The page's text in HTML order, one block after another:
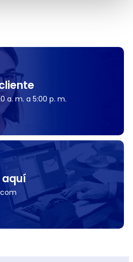
a. m. a 5:00 p. m.
aquí